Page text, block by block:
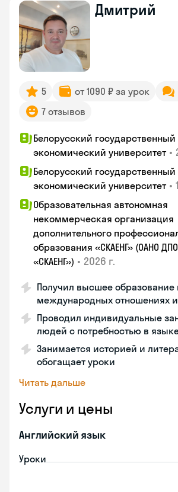
Дмитрий
5 от 1090 ₽ за урок
7 отзывов
Белорусский государственный
экономический университет •
Белорусский государственный
экономический университет •
Образовательная автономная
некоммерческая организация
дополнительного
образования «СКАЕНГ» (ОАНО ДПО
«СКАЕНГ») • 2026 г.
Получил высшее образование
международных отношениях
Проводил индивидуальные
людей с потребностью в
Занимается историей и
обогащает уроки
Читать дальше
Услуги и цены
Английский язык
Уроки